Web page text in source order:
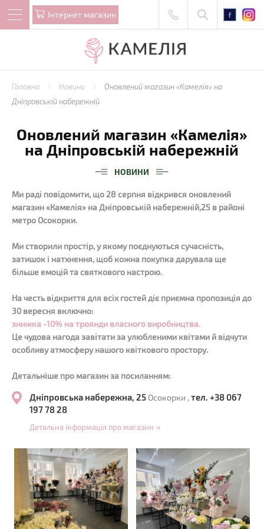
Iнтернет магазин
Головна Новини
Оновлений магазин «Камелія» на
Дніпровській набережній
Оновлений магазин «Камелія»
на Дніпровській набережній
НОВИНИ
Ми раді повідомити, що 28 серпня відкрився оновлений
магазин «Камелія» на Дніпровській набережній,25 в районі
метро Осокорки.
Ми створили простір, у якому поєднуються сучасність,
затишок і натхнення, щоб кожна покупка дарувала ще
більше емоцій та святкового настрою.
На честь відкриття для всіх гостей діє приємна пропозиція до
30 вересня включно:
знижка -10% на троянди власного виробництва.
Це чудова нагода завітати за улюбленими квітами й відчути
особливу атмосферу нашого квіткового простору.
Детальніше про магазин за посиланням:
Дніпровська набережна, 25 Осокорки , тел. +38 067
197 78 28
Детальна інформація про магазин →